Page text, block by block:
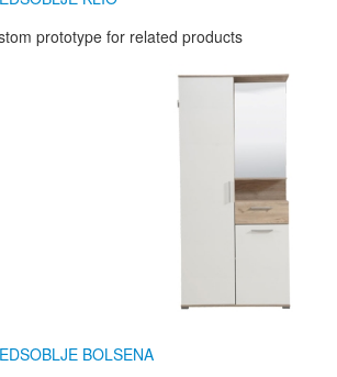
prototype for related products
BOLSENA